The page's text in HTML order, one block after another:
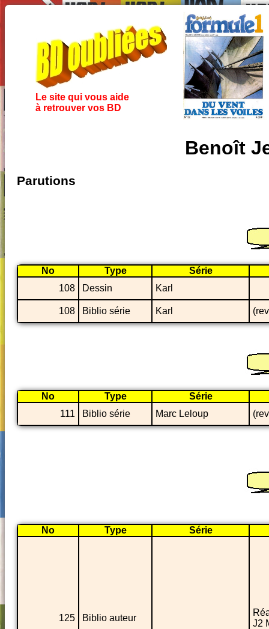
Le site qui vous aide
à retrouver vos BD
Benoît
Parutions
No Type
Série
108
Dessin Karl
108 Biblio série Karl
No Type
Série
111
Biblio série Marc Leloup
No Type Série
125 Biblio auteur
J2